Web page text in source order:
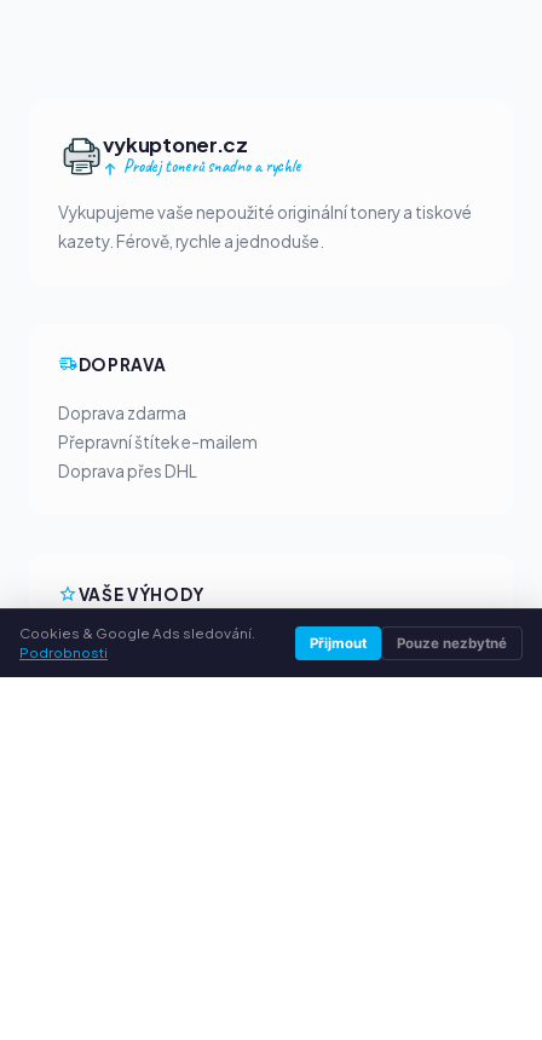
vykuptoner.cz
Prodej tonerů snadno a rychle
Vykupujeme vaše nepoužité originální tonery a tiskové
kazety. Férově, rychle a jednoduše.
DOPRAVA
Doprava zdarma
Přepravní štítek e-mailem
Doprava přes DHL
VAŠE VÝHODY
Všechny běžné značky
Cookies & Google Ads sledování.
Podrobnosti
Přijmout Pouze nezbytné